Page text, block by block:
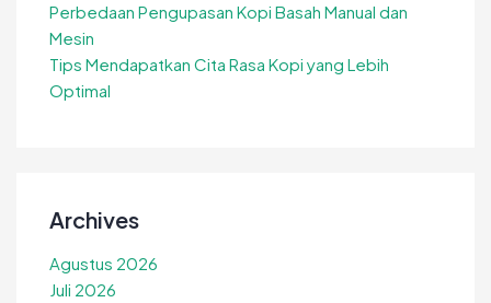
Perbedaan Pengupasan Kopi Basah Manual dan
Mesin
Tips Mendapatkan Cita Rasa Kopi yang Lebih
Optimal
Archives
Agustus 2026
Juli 2026